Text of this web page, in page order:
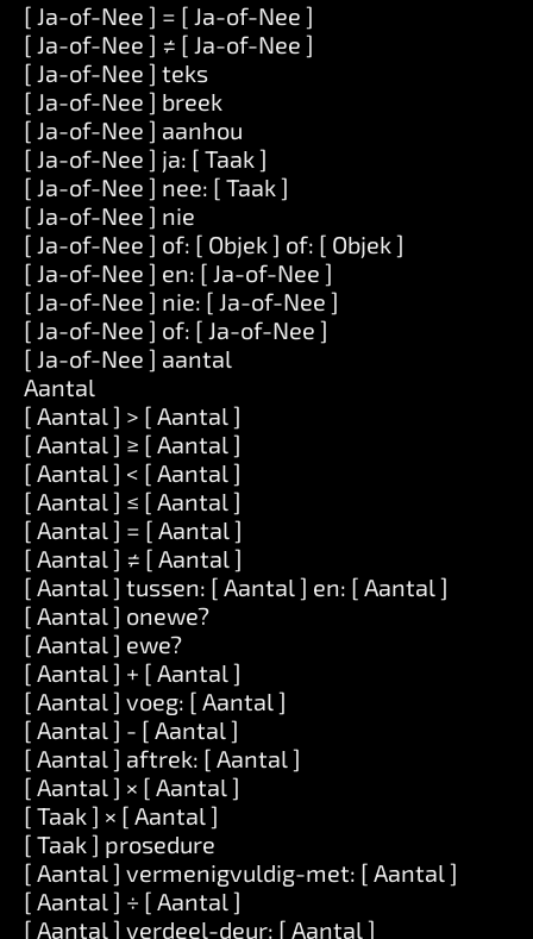
[ Ja-of-Nee ] = [ Ja-of-Nee ]
[ Ja-of-Nee ] ≠ [ Ja-of-Nee ]
[ Ja-of-Nee ] teks
[ Ja-of-Nee ] breek
[ Ja-of-Nee ] aanhou
[ Ja-of-Nee ] ja: [ Taak ]
[ Ja-of-Nee ] nee: [ Taak ]
[ Ja-of-Nee ] nie
[ Ja-of-Nee ] of: [ Objek ] of: [ Objek ]
[ Ja-of-Nee ] en: [ Ja-of-Nee ]
[ Ja-of-Nee ] nie: [ Ja-of-Nee ]
[ Ja-of-Nee ] of: [ Ja-of-Nee ]
[ Ja-of-Nee ] aantal
Aantal
[ Aantal ] > [ Aantal ]
[ Aantal ] ≥ [ Aantal ]
[ Aantal ] < [ Aantal ]
[ Aantal ] ≤ [ Aantal ]
[ Aantal ] = [ Aantal ]
[ Aantal ] ≠ [ Aantal ]
[ Aantal ] tussen: [ Aantal ] en: [ Aantal ]
[ Aantal ] onewe?
[ Aantal ] ewe?
[ Aantal ] + [ Aantal ]
[ Aantal ] voeg: [ Aantal ]
[ Aantal ] - [ Aantal ]
[ Aantal ] aftrek: [ Aantal ]
[ Aantal ] × [ Aantal ]
[ Taak ] × [ Aantal ]
[ Taak ] prosedure
[ Aantal ] vermenigvuldig-met: [ Aantal ]
[ Aantal ] ÷ [ Aantal ]
[ Aantal ] verdeel-deur: [ Aantal ]